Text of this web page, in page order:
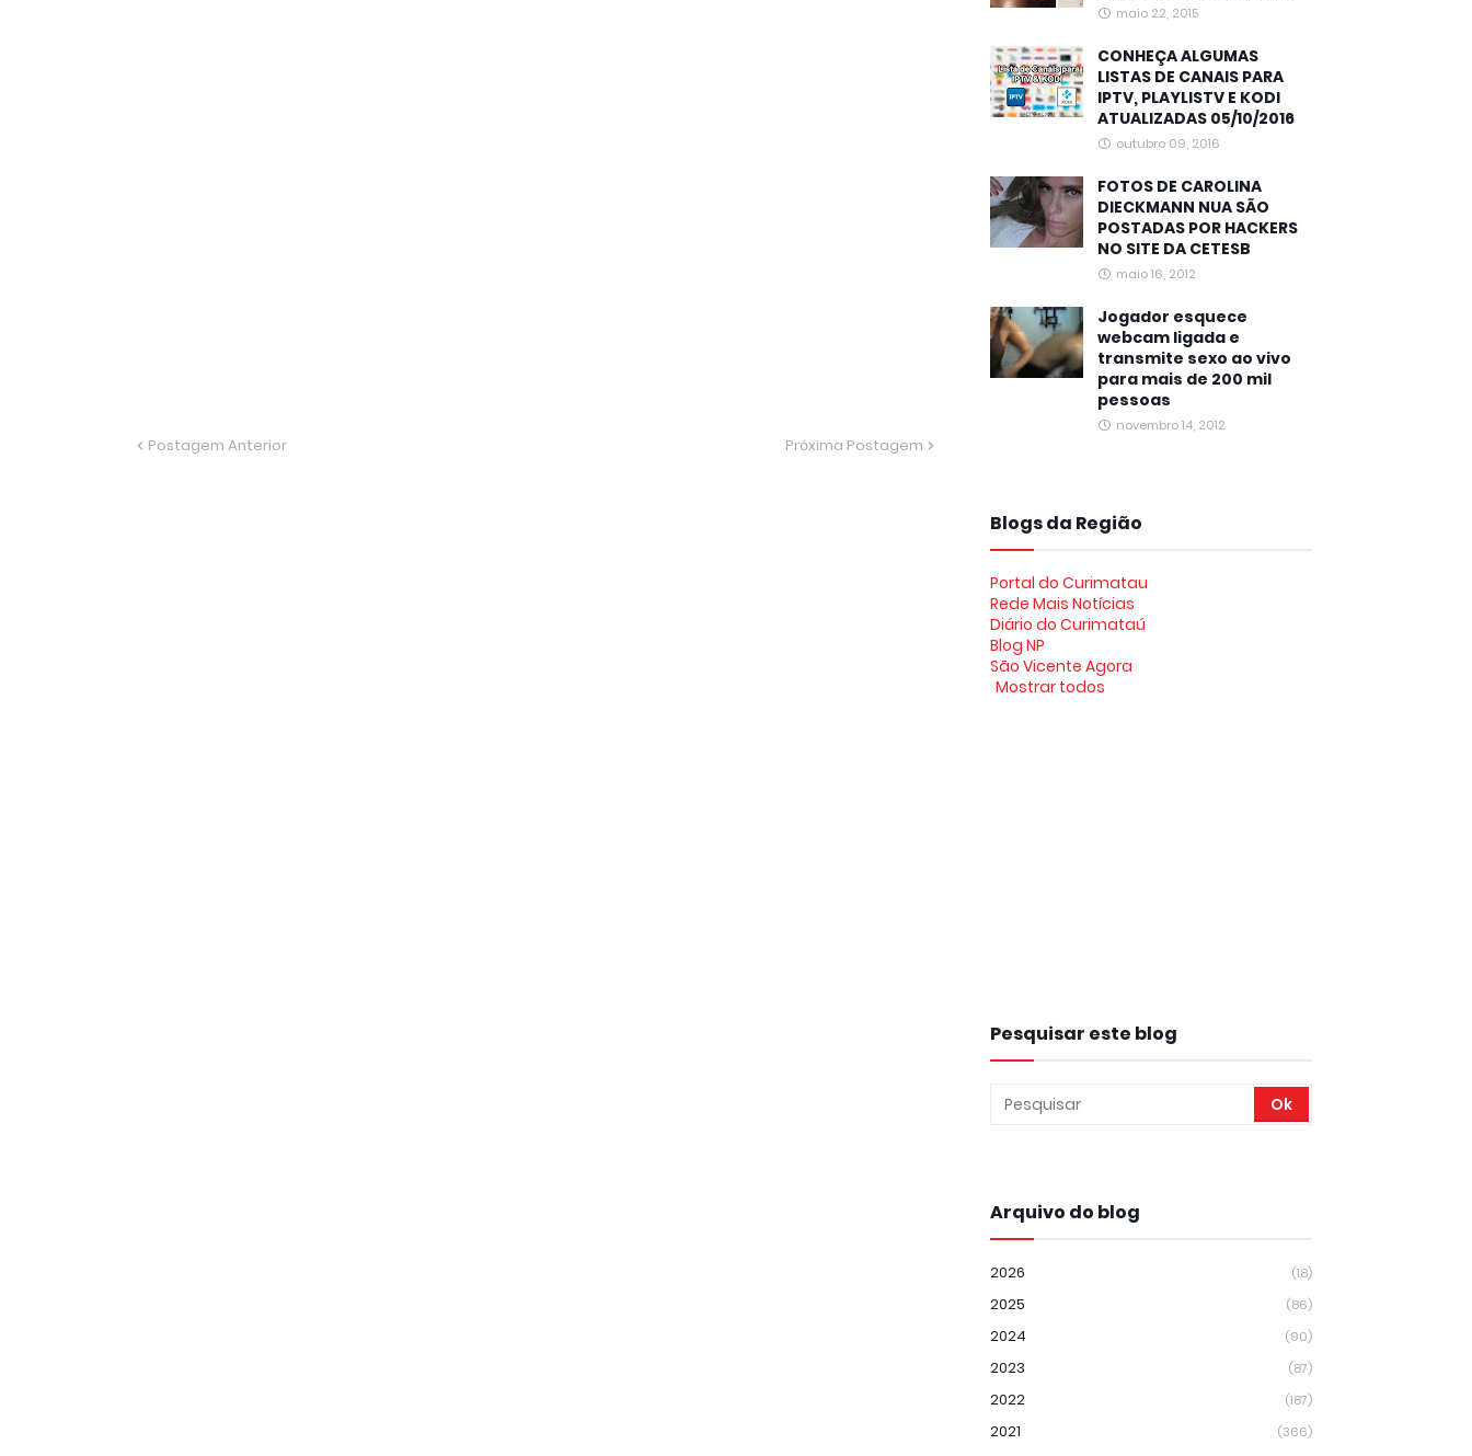
Postagem Anterior Próxima Postagem
maio 22, 2015
CONHEÇA ALGUMAS
LISTAS DE CANAIS PARA
IPTV, PLAYLISTV E KODI
ATUALIZADAS 05/10/2016
outubro 09, 2016
FOTOS DE CAROLINA
DIECKMANN NUA SÃO
POSTADAS POR HACKERS
NO SITE DA CETESB
maio 16, 2012
Jogador esquece
webcam ligada e
transmite sexo ao vivo
para mais de 200 mil
pessoas
novembro 14, 2012
Blogs da Região
Portal do Curimatau
Rede Mais Notícias
Diário do Curimataú
Blog NP
São Vicente Agora
Mostrar todos
Pesquisar este blog
Arquivo do blog
2026 (18)
2025 (86)
2024 (90)
2023 (87)
2022 (187)
2021 (366)